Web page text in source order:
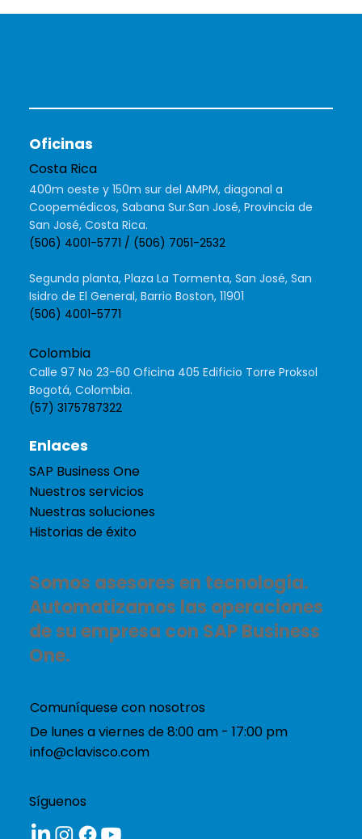
Somos asesores en tecnología.
Automatizamos las operaciones
de su empresa con SAP Business
One.
Comuníquese con nosotros
De lunes a viernes de 8:00 am - 17:00 pm
info@clavisco.com
Síguenos
Enlaces
SAP Business One
Nuestros servicios
Nuestras soluciones
Historias de éxito
Oficinas
Costa Rica
400m oeste y 150m sur del AMPM, diagonal a
Coopemédicos, Sabana Sur.San José, Provincia de
San José, Costa Rica.
(506) 4001-5771 / (506) 7051-2532
Segunda planta, Plaza La Tormenta, San José, San
Isidro de El General, Barrio Boston, 11901
(506) 4001-5771
Colombia
Calle 97 No 23-60 Oficina 405 Edificio Torre Proksol
Bogotá, Colombia.
(57) 3175787322